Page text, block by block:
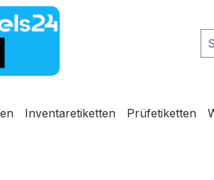
Inventaretiketten Prüfetiketten